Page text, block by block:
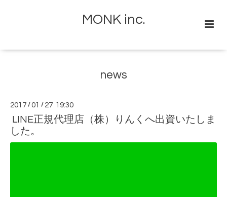
MONK inc.
news
2017 /01 / 27 19:30
LINE正規代理店（株）りんくへ出資いたしま
した。